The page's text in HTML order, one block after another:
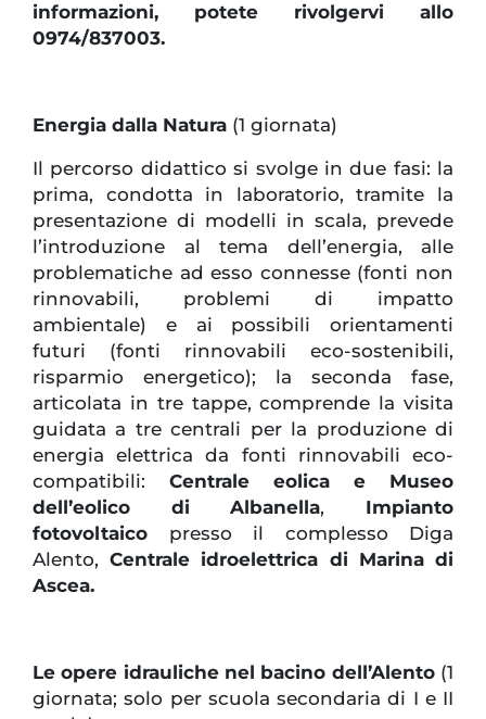
informazioni, potete rivolgervi allo
0974/837003.
Energia dalla Natura (1 giornata)
Il percorso didattico si svolge in due fasi: la
prima, condotta in laboratorio, tramite la
presentazione di modelli in scala, prevede
l’introduzione al tema dell’energia, alle
problematiche ad esso connesse (fonti non
rinnovabili, problemi di impatto
ambientale) e ai possibili orientamenti
futuri (fonti rinnovabili eco-sostenibili,
risparmio energetico); la seconda fase,
articolata in tre tappe, comprende la visita
guidata a tre centrali per la produzione di
energia elettrica da fonti rinnovabili eco-
compatibili: Centrale eolica e Museo
dell’eolico di Albanella, Impianto
fotovoltaico presso il complesso Diga
Alento,Centrale idroelettrica di Marina di
Ascea.
Le opere idrauliche nel bacino dell’Alento (1
giornata; solo per scuola secondaria di I e II